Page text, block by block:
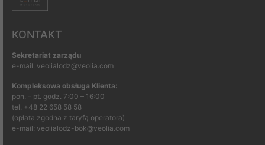
KONTAKT
Sekretariat zarządu
e-mail: veolialodz@veolia.com
Kompleksowa obsługa Klienta:
pon. – pt. godz. 7:00 – 16:00
tel. +48 22 658 58 58
(opłata zgodna z taryfą operatora)
e-mail: veolialodz-bok@veolia.com